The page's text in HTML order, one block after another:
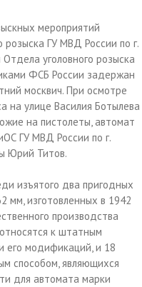
мероприятий
розыска ГУ МВД России по г.
уголовного розыска
ФСБ России задержан
москвич. При осмотре
на улице Василия Ботылева
на пистолеты, автомат
ГУ МВД России по г.
Юрий Титов.
изъятого два пригодных
мм, изготовленных в 1942
производства
к штатным
его модификаций, и 18
способом, являющихся
для автомата марки